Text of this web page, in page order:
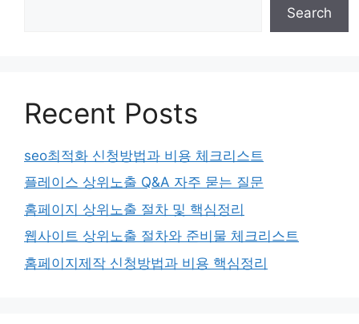
Search
Recent Posts
seo최적화 신청방법과 비용 체크리스트
플레이스 상위노출 Q&A 자주 묻는 질문
홈페이지 상위노출 절차 및 핵심정리
웹사이트 상위노출 절차와 준비물 체크리스트
홈페이지제작 신청방법과 비용 핵심정리